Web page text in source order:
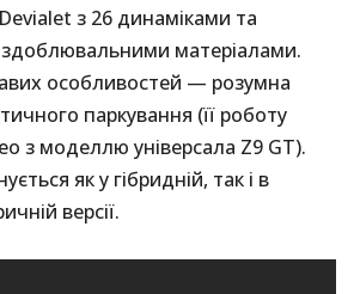
з 26 динаміками та
матеріалами.
особливостей — розумна
паркування (її роботу
з моделлю універсала Z9 GT).
як у гібридній, так і в
версії.